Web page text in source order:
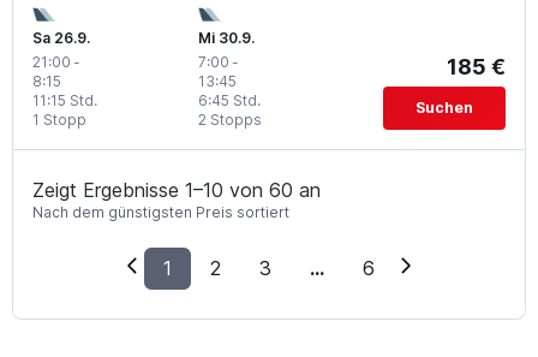
Sa 26.9.
21:00 -
8:15
1 Stopp
11:15 Std.
Mi 30.9.
7:00 -
13:45
2 Stopps
6:45 Std.
185 €
Suchen
Zeigt Ergebnisse 1–10 von 60 an
Nach dem günstigsten Preis sortiert
1 2 3 ... 6